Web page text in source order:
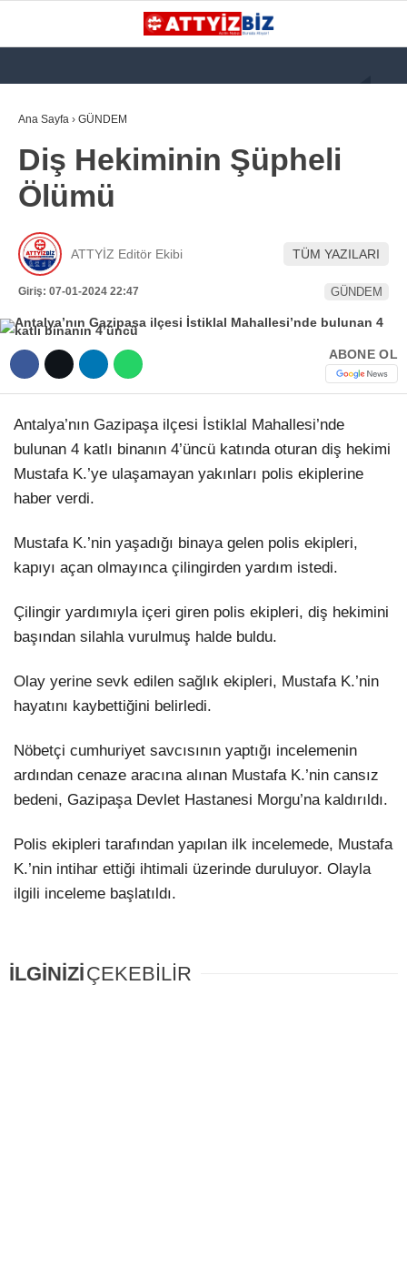
WhatsApp İhbar
Hattı
Youtube
Dribbble
Telegram
KATEGORİLER
GÜNDEM
KPSS
ATT
PARAMEDİK (AABT)
STK
TERCİH ROBOTU
Ana Sayfa › GÜNDEM
Diş Hekiminin Şüpheli
Ölümü
ATTYİZ Editör Ekibi TÜM YAZILARI
Giriş: 07-01-2024 22:47 GÜNDEM
ABONE OL
Antalya’nın Gazipaşa ilçesi İstiklal Mahallesi’nde
bulunan 4 katlı binanın 4’üncü katında oturan diş hekimi
Mustafa K.’ye ulaşamayan yakınları polis ekiplerine
haber verdi.
Mustafa K.’nin yaşadığı binaya gelen polis ekipleri,
kapıyı açan olmayınca çilingirden yardım istedi.
Çilingir yardımıyla içeri giren polis ekipleri, diş hekimini
başından silahla vurulmuş halde buldu.
Olay yerine sevk edilen sağlık ekipleri, Mustafa K.’nin
hayatını kaybettiğini belirledi.
Nöbetçi cumhuriyet savcısının yaptığı incelemenin
ardından cenaze aracına alınan Mustafa K.’nin cansız
bedeni, Gazipaşa Devlet Hastanesi Morgu’na kaldırıldı.
Polis ekipleri tarafından yapılan ilk incelemede, Mustafa
K.’nin intihar ettiği ihtimali üzerinde duruluyor. Olayla
ilgili inceleme başlatıldı.
İLGİNİZİÇEKEBİLİR